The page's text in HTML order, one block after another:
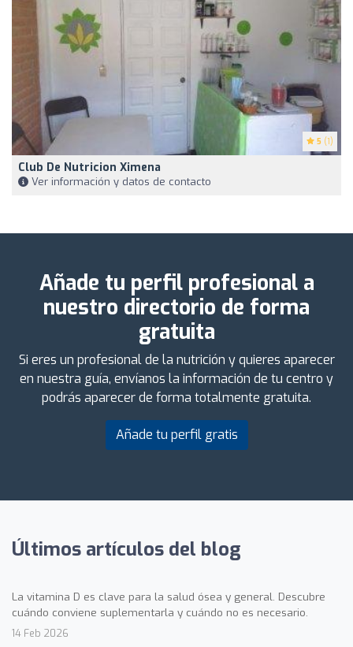
5 (1)
Club De Nutricion Ximena
Ver información y datos de contacto
Añade tu perfil profesional a
nuestro directorio de forma
gratuita
Si eres un profesional de la nutrición y quieres aparecer
en nuestra guía, envíanos la información de tu centro y
podrás aparecer de forma totalmente gratuita.
Añade tu perfil gratis
Últimos artículos del blog
La vitamina D es clave para la salud ósea y general. Descubre
cuándo conviene suplementarla y cuándo no es necesario.
14 Feb 2026